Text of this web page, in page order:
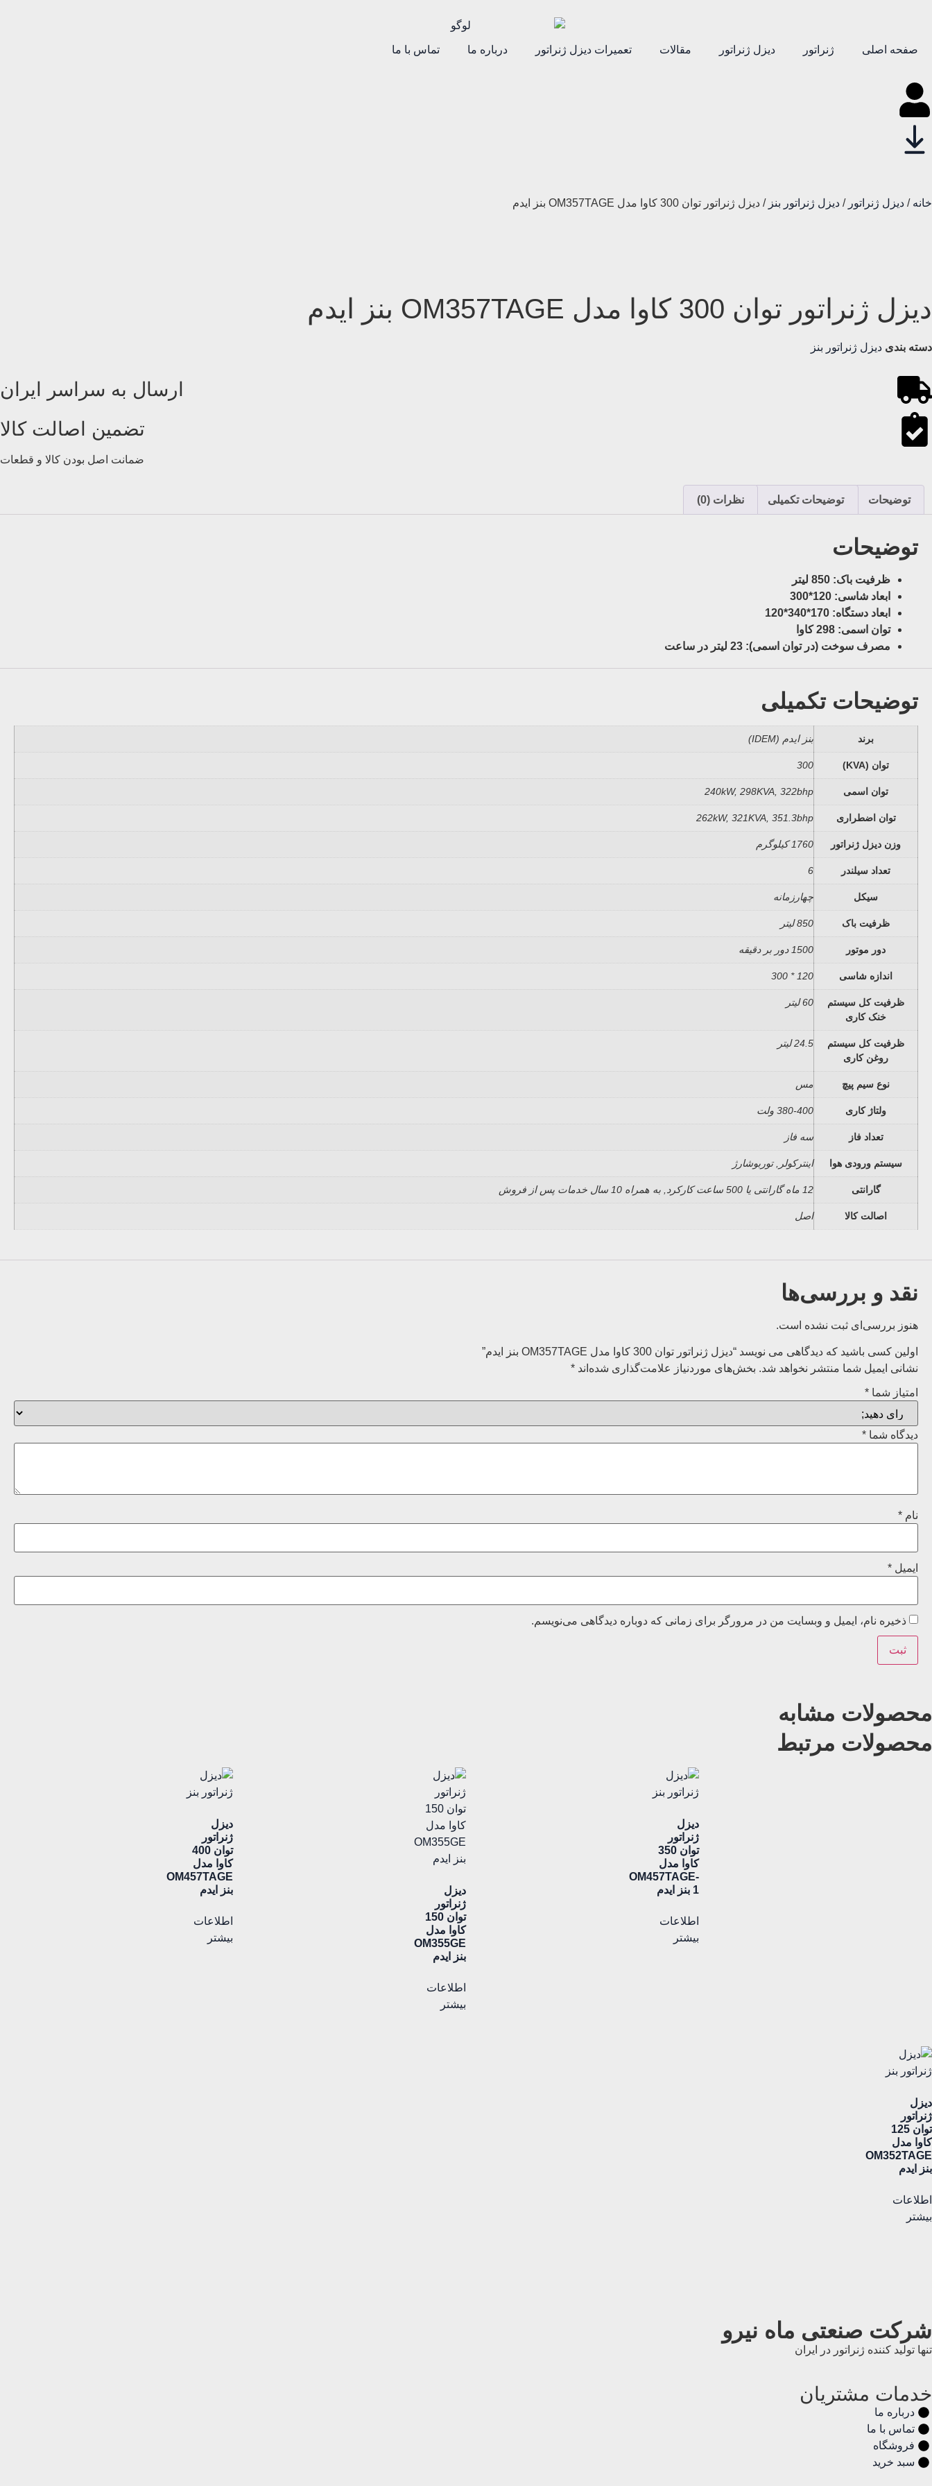
صفحه اصلی ژنراتور دیزل ژنراتور مقالات تعمیرات دیزل ژنراتور درباره ما تماس با ما
خانه / دیزل ژنراتور / دیزل ژنراتور بنز / دیزل ژنراتور توان 300 کاوا مدل OM357TAGE بنز ایدم
دیزل ژنراتور توان 300 کاوا مدل OM357TAGE بنز ایدم
دسته بندی دیزل ژنراتور بنز
ارسال به سراسر ایران
تضمین اصالت کالا
ضمانت اصل بودن کالا و قطعات
توضیحات توضیحات تکمیلی نظرات (0)
توضیحات
ظرفیت باک: 850 لیتر
ابعاد شاسی: 120*300
ابعاد دستگاه: 170*340*120
توان اسمی: 298 کاوا
مصرف سوخت (در توان اسمی): 23 لیتر در ساعت
توضیحات تکمیلی
برند بنز ایدم (IDEM)
توان (KVA) 300
توان اسمی 240kW, 298KVA, 322bhp
توان اضطراری 262kW, 321KVA, 351.3bhp
وزن دیزل ژنراتور 1760 کیلوگرم
تعداد سیلندر 6
سیکل چهارزمانه
ظرفیت باک 850 لیتر
دور موتور 1500 دور بر دقیقه
اندازه شاسی 120 * 300
ظرفیت کل سیستم
خنک کاری
60 لیتر
ظرفیت کل سیستم
روغن کاری
24.5 لیتر
نوع سیم پیچ مس
ولتاژ کاری 380-400 ولت
تعداد فاز سه فاز
سیستم ورودی هوا اینترکولر, توربوشارژ
گارانتی 12 ماه گارانتی یا 500 ساعت کارکرد, به همراه 10 سال خدمات پس از فروش
اصالت کالا اصل
نقد و بررسی‌ها
هنوز بررسی‌ای ثبت نشده است.
اولین کسی باشید که دیدگاهی می نویسد “دیزل ژنراتور توان 300 کاوا مدل OM357TAGE بنز ایدم”
نشانی ایمیل شما منتشر نخواهد شد. بخش‌های موردنیاز علامت‌گذاری شده‌اند *
امتیاز شما *
دیدگاه شما *
نام *
ایمیل *
ذخیره نام، ایمیل و وبسایت من در مرورگر برای زمانی که دوباره دیدگاهی می‌نویسم.
محصولات مشابه
محصولات مرتبط
دیزل
ژنراتور
توان 350
کاوا مدل
OM457TAGE-
1 بنز ایدم
اطلاعات
بیشتر
دیزل
ژنراتور
توان 150
کاوا مدل
OM355GE
بنز ایدم
اطلاعات
بیشتر
دیزل
ژنراتور
توان 400
کاوا مدل
OM457TAGE
بنز ایدم
اطلاعات
بیشتر
دیزل
ژنراتور
توان 125
کاوا مدل
OM352TAGE
بنز ایدم
اطلاعات
بیشتر
شرکت صنعتی ماه نیرو
تنها تولید کننده ژنراتور در ایران
خدمات مشتریان
درباره ما
تماس با ما
فروشگاه
سبد خرید